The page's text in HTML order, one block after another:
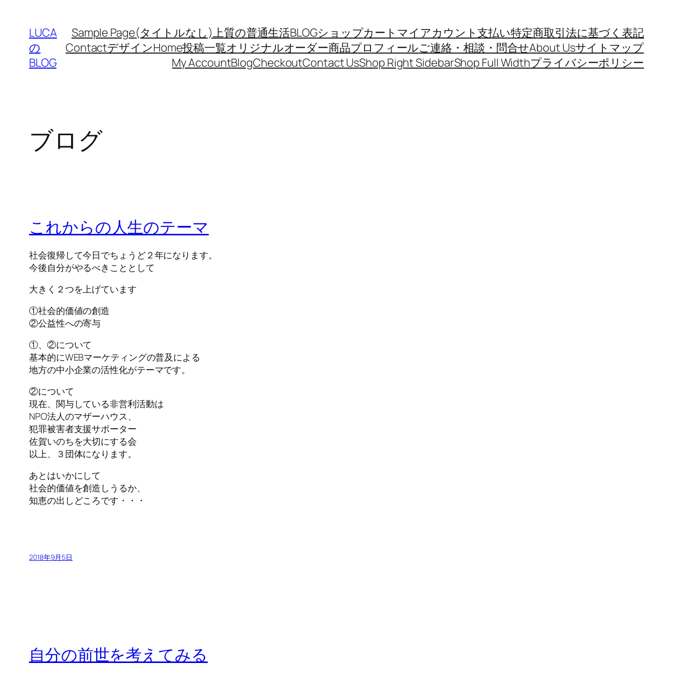
LUCA
の
BLOG
Sample Page(タイトルなし)上質の普通生活BLOGショップカート マイアカウント支払い特定商取引法に基づく表記
ContactデザインHome投稿一覧オリジナルオーダー商品プロフィールご連絡・相談・問合せAbout Usサイトマップ
My AccountBlogCheckoutContact UsShop Right SidebarShop Full Widthプライバシーポリシー
ブログ
これからの人生のテーマ
社会復帰して今日でちょうど２年になります。
今後自分がやるべきこととして
大きく２つを上げています
①社会的価値の創造
②公益性への寄与
①、②について
基本的にWEBマーケティングの普及による
地方の中小企業の活性化がテーマです。
②について
現在、関与している非営利活動は
NPO法人のマザーハウス、
犯罪被害者支援サポーター
佐賀いのちを大切にする会
以上、３団体になります。
あとはいかにして
社会的価値を創造しうるか、
知恵の出しどころです・・・
2018年9月5日
自分の前世を考えてみる